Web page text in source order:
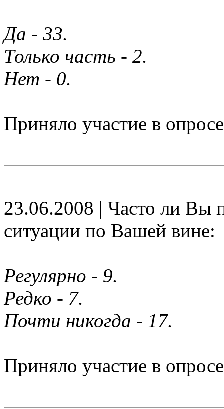
Да - 33.
Только часть - 2.
Нет - 0.
Приняло участие в
23.06.2008 | Часто ли Вы
ситуации по Вашей вине:
Регулярно - 9.
Редко - 7.
Почти никогда - 17.
Приняло участие в